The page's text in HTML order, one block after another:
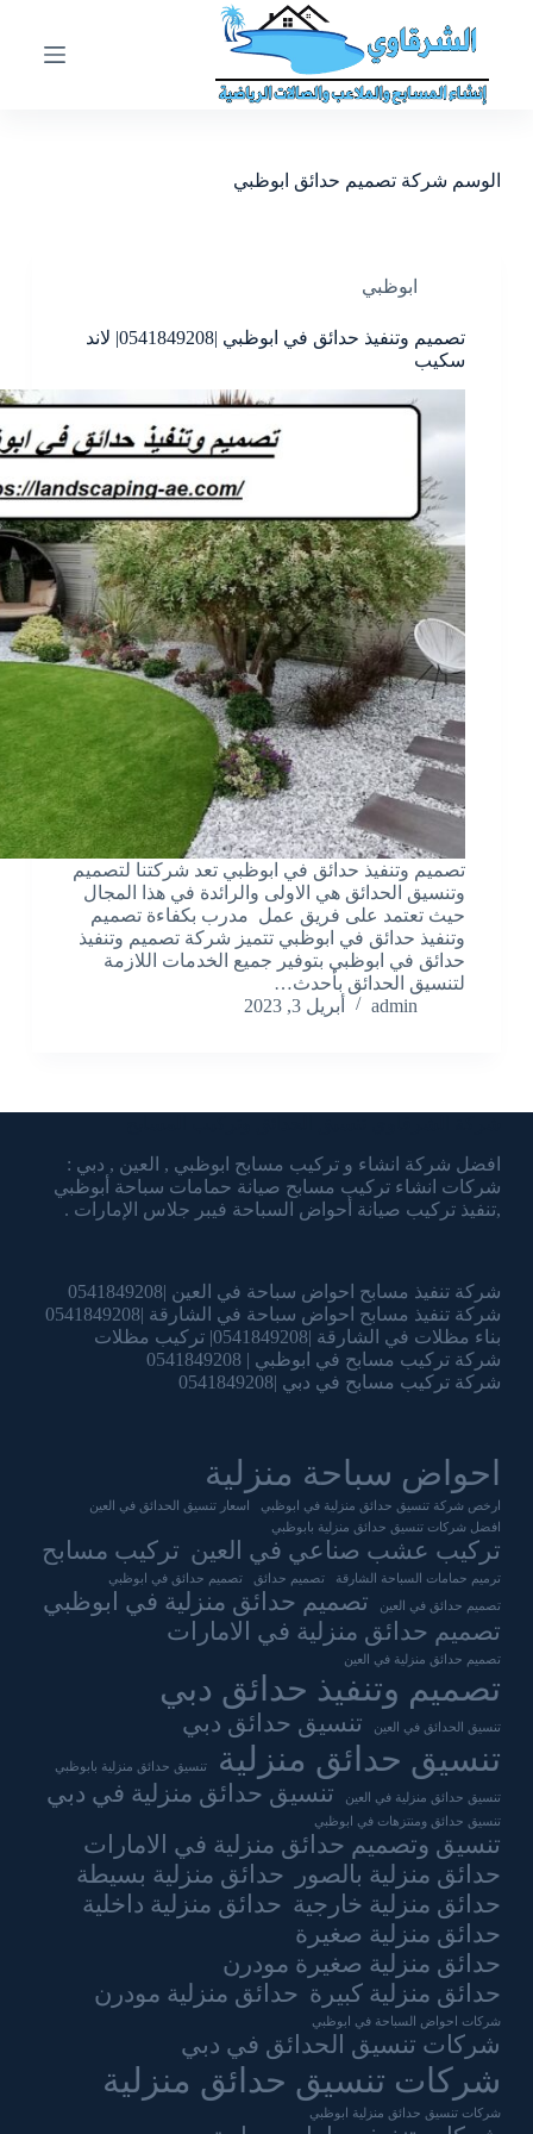
ى
الوسم شركة تصميم حدائق ابوظبي
ابوظبي
تصميم وتنفيذ حدائق في ابوظبي |0541849208| لاند
سكيب
تصميم وتنفيذ حدائق في ابوظبي تعد شركتنا لتصميم
وتنسيق الحدائق هي الاولى والرائدة في هذا المجال
حيث تعتمد على فريق عمل مدرب بكفاءة تصميم
وتنفيذ حدائق في ابوظبي تتميز شركة تصميم وتنفيذ
حدائق في ابوظبي بتوفير جميع الخدمات اللازمة
لتنسيق الحدائق بأحدث…
admin
أبريل 3, 2023
افضل شركة انشاء و تركيب مسابح ابوظبي , العين , دبي :
شركات انشاء تركيب مسابح صيانة حمامات سباحة أبوظبي
,تنفيذ تركيب صيانة أحواض السباحة فيبر جلاس الإمارات .
شركة تنفيذ مسابح احواض سباحة في العين |0541849208
شركة تنفيذ مسابح احواض سباحة في الشارقة |0541849208
بناء مظلات في الشارقة |0541849208| تركيب مظلات
شركة تركيب مسابح في ابوظبي | 0541849208
شركة تركيب مسابح في دبي |0541849208
احواض سباحة منزلية
ارخص شركة تنسيق حدائق منزلية في ابوظبي
اسعار تنسيق الحدائق في العين
افضل شركات تنسيق حدائق منزلية بابوظبي
تركيب عشب صناعي في العين تركيب مسابح
ترميم حمامات السباحة الشارقة تصميم حدائق تصميم حدائق في ابوظبي
تصميم حدائق في العين
تصميم حدائق منزلية في ابوظبي
تصميم حدائق منزلية في الامارات
تصميم حدائق منزلية في العين
تصميم وتنفيذ حدائق دبي
تنسيق الحدائق في العين تنسيق حدائق دبي
تنسيق حدائق منزلية تنسيق حدائق منزلية بابوظبي
تنسيق حدائق منزلية في العين تنسيق حدائق منزلية في دبي
تنسيق حدائق ومنتزهات في ابوظبي
تنسيق وتصميم حدائق منزلية في الامارات
حدائق منزلية بالصور
حدائق منزلية بسيطة
حدائق منزلية خارجية حدائق منزلية داخلية
حدائق منزلية صغيرة
حدائق منزلية صغيرة مودرن
حدائق منزلية كبيرة حدائق منزلية مودرن
شركات احواض السباحة في ابوظبي
شركات تنسيق الحدائق في دبي
شركات تنسيق حدائق منزلية
شركات تنسيق حدائق منزلية ابوظبي